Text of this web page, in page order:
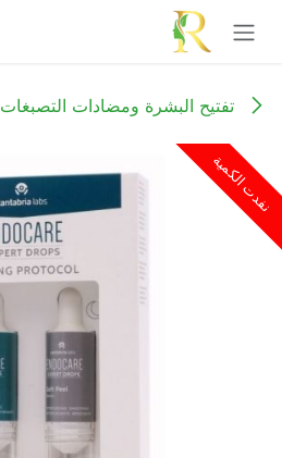
تخطي للذهاب إلى المحتوى
تفتيح البشرة ومضادات التصبغات
نفدت الكمية